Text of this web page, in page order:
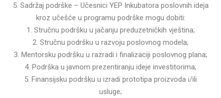
5. Sadržaj podrške – Učesnici YEP Inkubatora poslovnih ideja
kroz učešće u programu podrške mogu dobiti:
1. Stručnu podršku u jačanju preduzetničkih vještina;
2. Stručnu podršku u razvoju poslovnog modela;
3. Mentorsku podršku u razradi i finalizaciji poslovnog plana;
4. Podrška u javnom prezentiranju ideje investitorima;
5. Finansijsku podršku u izradi prototipa proizvoda i/ili
usluge;